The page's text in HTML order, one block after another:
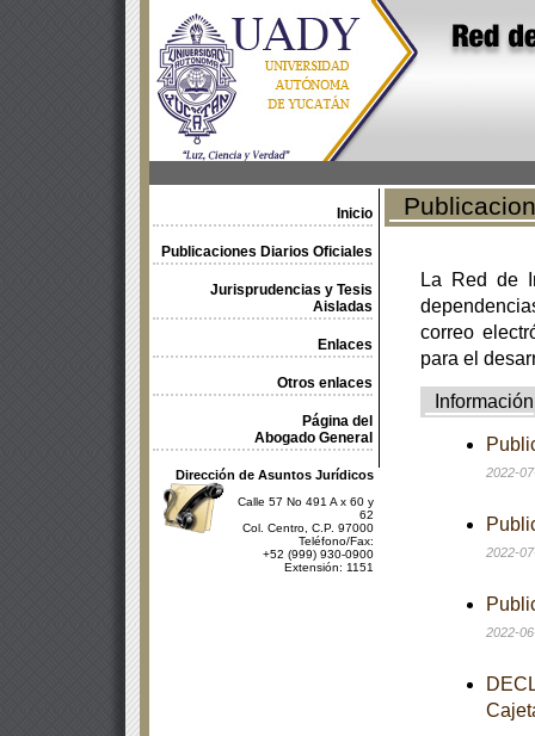
Inicio
Publicaciones Diarios Oficiales
Jurisprudencias y Tesis
Aisladas
Enlaces
Otros enlaces
Página del
Abogado General
Dirección de Asuntos Jurídicos
Calle 57 No 491 A x 60 y
62
Col. Centro, C.P. 97000
Teléfono/Fax:
+52 (999) 930-0900
Extensión: 1151
La Red de
correo
para el
Información
2022-
2022-
2022-